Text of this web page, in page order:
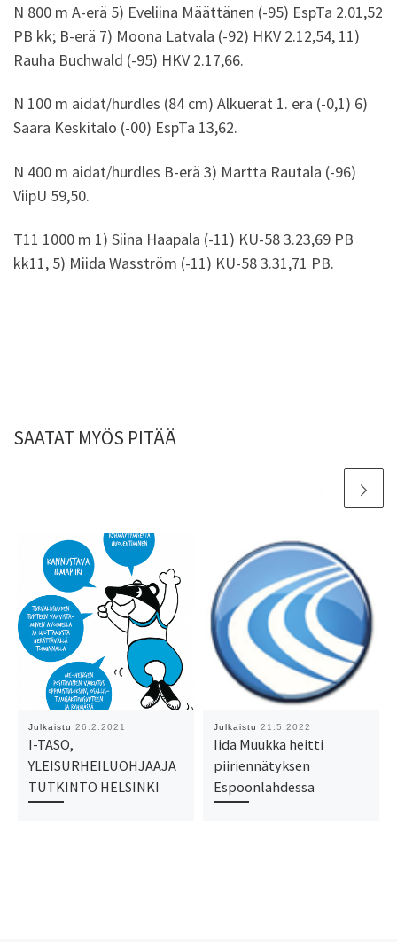
N 800 m A-erä 5) Eveliina Määttänen (-95) EspTa 2.01,52
PB kk; B-erä 7) Moona Latvala (-92) HKV 2.12,54, 11)
Rauha Buchwald (-95) HKV 2.17,66.
N 100 m aidat/hurdles (84 cm) Alkuerät 1. erä (-0,1) 6)
Saara Keskitalo (-00) EspTa 13,62.
N 400 m aidat/hurdles B-erä 3) Martta Rautala (-96)
ViipU 59,50.
T11 1000 m 1) Siina Haapala (-11) KU-58 3.23,69 PB
kk11, 5) Miida Wasström (-11) KU-58 3.31,71 PB.
SAATAT MYÖS PITÄÄ
Julkaistu 26.2.2021
I-TASO,
YLEISURHEILUOHJAAJA
TUTKINTO HELSINKI
Julkaistu 21.5.2022
Iida Muukka heitti
piiriennätyksen
Espoonlahdessa